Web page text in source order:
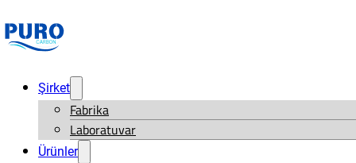
Şirket
Fabrika
Laboratuvar
Ürünler